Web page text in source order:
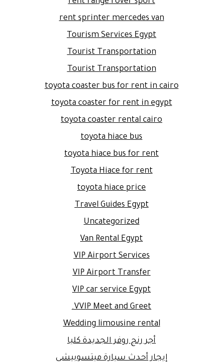
rent sprinter mercedes van
Tourism Services Egypt
Tourist Transportation
Tourist Transportation
toyota coaster bus for rent in cairo
toyota coaster for rent in egypt
toyota coaster rental cairo
toyota hiace bus
toyota hiace bus for rent
Toyota Hiace for rent
toyota hiace price
Travel Guides Egypt
Uncategorized
Van Rental Egypt
VIP Airport Services
VIP Airport Transfer
VIP car service Egypt
VVIP Meet and Greet.
Wedding limousine rental
أجر رنج روفر الجديدة كليا
إيجار أحدث سيارة ميتسوبيشى